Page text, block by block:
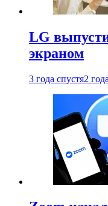
LG
экраном
3 года спустя2